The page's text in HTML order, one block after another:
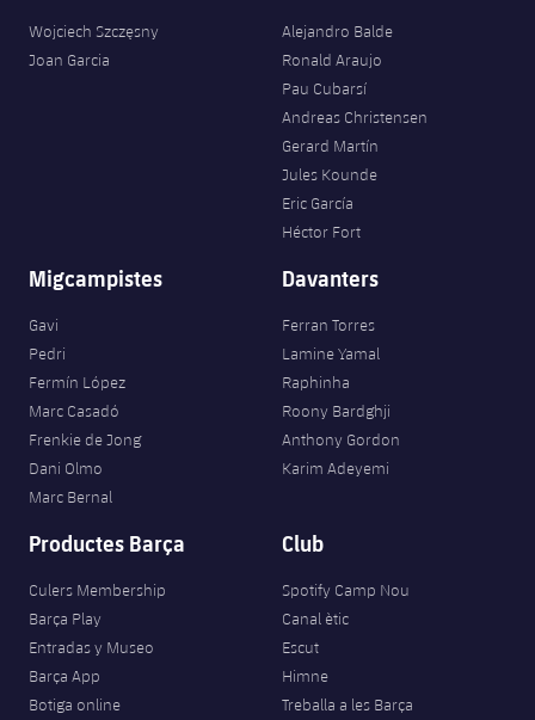
Wojciech Szczęsny
Joan Garcia
Alejandro Balde
Ronald Araujo
Pau Cubarsí
Andreas Christensen
Gerard Martín
Jules Kounde
Eric García
Héctor Fort
Migcampistes
Gavi
Pedri
Fermín López
Marc Casadó
Frenkie de Jong
Dani Olmo
Marc Bernal
Davanters
Ferran Torres
Lamine Yamal
Raphinha
Roony Bardghji
Anthony Gordon
Karim Adeyemi
Productes Barça
Culers Membership
Barça Play
Entradas y Museo
Barça App
Botiga online
Club
Spotify Camp Nou
Canal ètic
Escut
Himne
Treballa a les Barça